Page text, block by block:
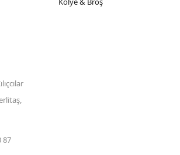
87